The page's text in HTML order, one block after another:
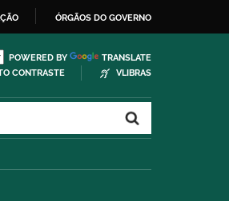
ÓRGÃOS DO GOVERNO
POWERED BY
TRANSLATE
CONTRASTE
VLIBRAS